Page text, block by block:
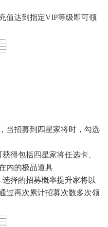
值达到指定VIP等级即可领
当招募到四星家将时，勾选
得包括四星家将任选卡、
内的极品道具
择的招募概率提升家将以
过再次累计招募次数多次领